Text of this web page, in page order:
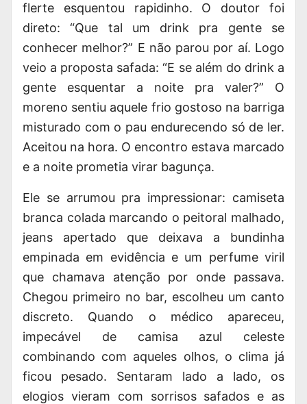
flerte esquentou rapidinho. O doutor foi
direto: “Que tal um drink pra gente se
conhecer melhor?” E não parou por aí. Logo
veio a proposta safada: “E se além do drink a
gente esquentar a noite pra valer?” O
moreno sentiu aquele frio gostoso na barriga
misturado com o pau endurecendo só de ler.
Aceitou na hora. O encontro estava marcado
e a noite prometia virar bagunça.
Ele se arrumou pra impressionar: camiseta
branca colada marcando o peitoral malhado,
jeans apertado que deixava a bundinha
empinada em evidência e um perfume viril
que chamava atenção por onde passava.
Chegou primeiro no bar, escolheu um canto
discreto. Quando o médico apareceu,
impecável de camisa azul celeste
combinando com aqueles olhos, o clima já
ficou pesado. Sentaram lado a lado, os
elogios vieram com sorrisos safados e as